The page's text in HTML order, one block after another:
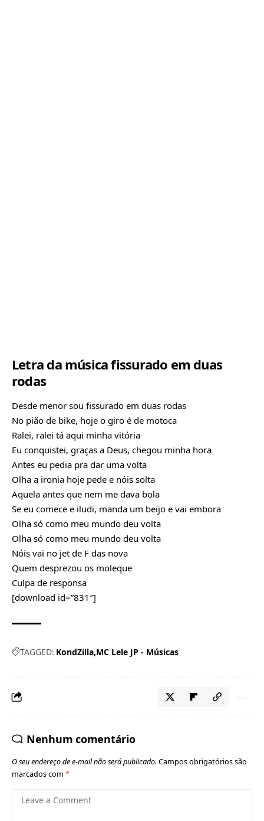
Letra da música fissurado em duas
rodas
Desde menor sou fissurado em duas rodas
No pião de bike, hoje o giro é de motoca
Ralei, ralei tá aqui minha vitória
Eu conquistei, graças a Deus, chegou minha hora
Antes eu pedia pra dar uma volta
Olha a ironia hoje pede e nóis solta
Aquela antes que nem me dava bola
Se eu comece e iludi, manda um beijo e vai embora
Olha só como meu mundo deu volta
Olha só como meu mundo deu volta
Nóis vai no jet de F das nova
Quem desprezou os moleque
Culpa de responsa
[download id=”831″]
TAGGED: KondZilla MC Lele JP - Músicas
Nenhum comentário
O seu endereço de e-mail não será publicado. Campos obrigatórios são
marcados com *